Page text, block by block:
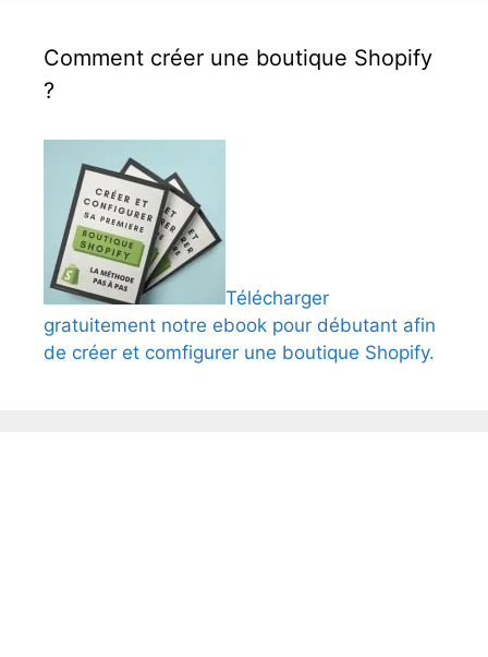
Comment créer une boutique Shopify
?
Télécharger
gratuitement notre ebook pour débutant afin
de créer et comfigurer une boutique Shopify.